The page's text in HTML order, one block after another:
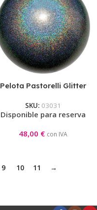
Pelota Pastorelli Glitter
SKU: 03031
Disponible para reserva
48,00 € con IVA
9 10 11 →